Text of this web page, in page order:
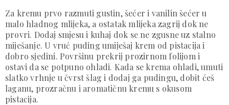
Za kremu prvo razmuti gustin, šećer i vanilin šećer u
malo hladnog mlijeka, a ostatak mlijeka zagrij dok ne
provri. Dodaj smjesu i kuhaj dok se ne zgusne uz stalno
miješanje. U vruć puding umiješaj krem od pistacija i
dobro sjedini. Površinu prekrij prozirnom folijom i
ostavi da se potpuno ohladi. Kada se krema ohladi, umuti
slatko vrhnje u čvrst šlag i dodaj ga pudingu, dobit ćeš
laganu, prozračnu i aromatičnu kremu s okusom
pistacija.